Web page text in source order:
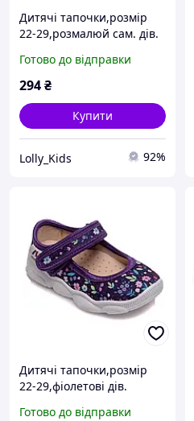
Дитячі тапочки,розмір
22-29,розмалюй сам. дів.
Готово до відправки
294₴
Купити
Lolly_Kids 92%
Дитячі тапочки,розмір
22-29,фіолетові дів.
Готово до відправки